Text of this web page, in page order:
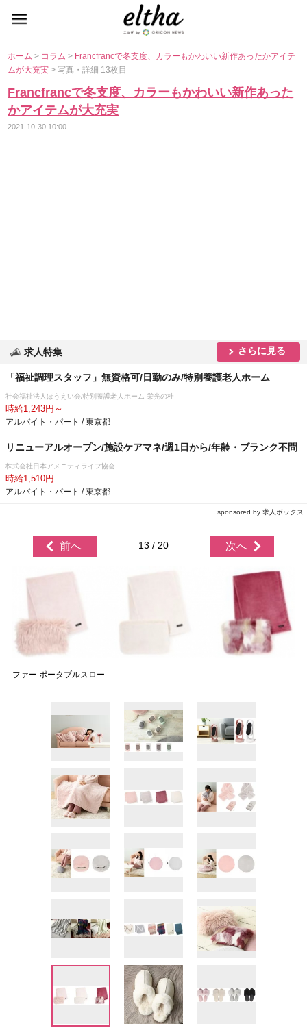
ホーム> コラム> Francfrancで冬支度、カラーもかわいい新作あったかアイテ
ムが大充実> 写真・詳細 13枚目
Francfrancで冬支度、カラーもかわいい新作あった
かアイテムが大充実
2021-10-30 10:00
求人特集 さらに見る
「福祉調理スタッフ」無資格可/日勤のみ/特別養護老人ホーム
社会福祉法人ほうえい会/特別養護老人ホーム 栄光の杜
時給1,243円～
アルバイト・パート / 東京都
リニューアルオープン/施設ケアマネ/週1日から/年齢・ブランク不問
株式会社日本アメニティライフ協会
時給1,510円
アルバイト・パート / 東京都
sponsored by 求人ボックス
前へ 13 / 20 次へ
ファー ポータブルスロー